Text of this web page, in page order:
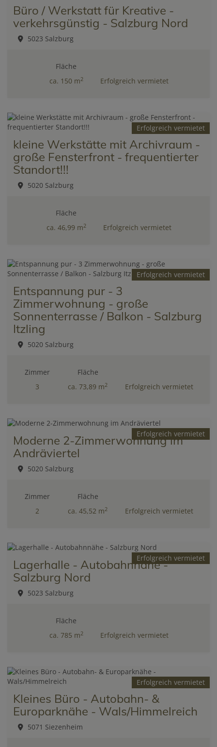
Büro / Werkstatt für Kreative -
verkehrsgünstig - Salzburg Nord
5023 Salzburg
Fläche
ca. 150 m2 Erfolgreich vermietet
Erfolgreich vermietet
kleine Werkstätte mit Archivraum -
große Fensterfront - frequentierter
Standort!!!
5020 Salzburg
Fläche
ca. 46,99 m2 Erfolgreich vermietet
Erfolgreich vermietet
Entspannung pur - 3
Zimmerwohnung - große
Sonnenterrasse / Balkon - Salzburg
Itzling
5020 Salzburg
Zimmer
3
Fläche
ca. 73,89 m2 Erfolgreich vermietet
Erfolgreich vermietet
Moderne 2-Zimmerwohnung im
Andräviertel
5020 Salzburg
Zimmer
2
Fläche
ca. 45,52 m2 Erfolgreich vermietet
Erfolgreich vermietet
Lagerhalle - Autobahnnähe -
Salzburg Nord
5023 Salzburg
Fläche
ca. 785 m2 Erfolgreich vermietet
Erfolgreich vermietet
Kleines Büro - Autobahn- &
Europarknähe - Wals/Himmelreich
5071 Siezenheim